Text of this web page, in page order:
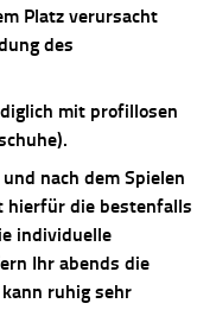
Platz verursacht
des
mit profillosen
nach dem Spielen
hierfür die bestenfalls
individuelle
Ihr abends die
ruhig sehr